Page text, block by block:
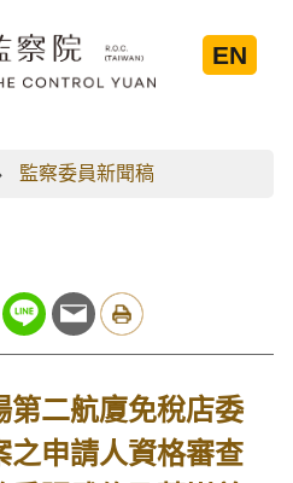
EN
監察委員新聞稿
第二航廈免稅店委
之申請人資格審查